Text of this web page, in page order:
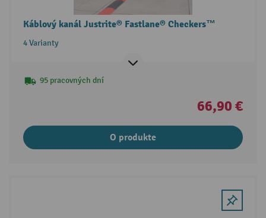
Káblový kanál Justrite® Fastlane® Checkers™
4 Varianty
95 pracovných dní
66,90 €
O produkte